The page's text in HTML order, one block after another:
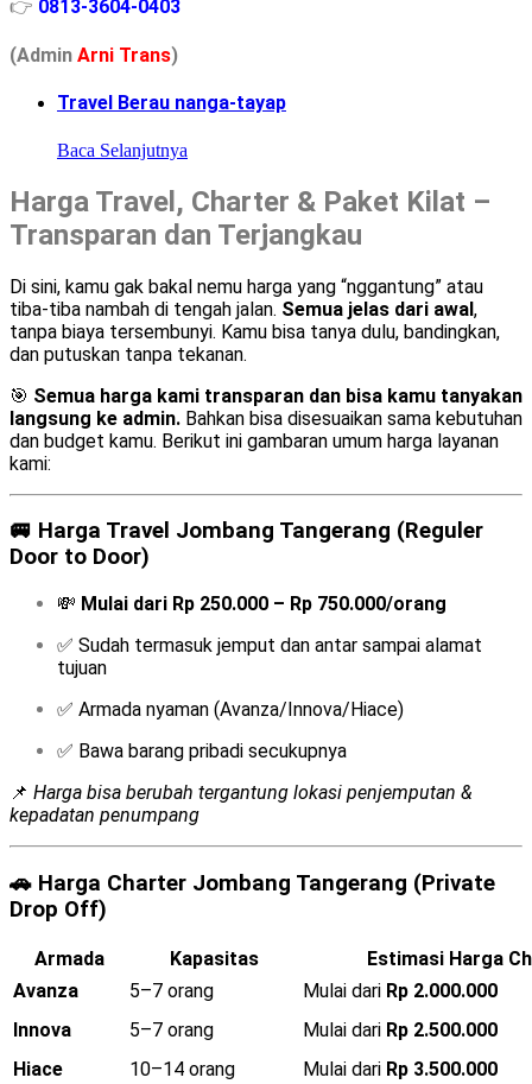
👉 0813-3604-0403
(Admin Arni Trans)
Travel Berau nanga-tayap
Baca Selanjutnya
Harga Travel, Charter & Paket Kilat –
Transparan dan Terjangkau
Di sini, kamu gak bakal nemu harga yang “nggantung” atau
tiba-tiba nambah di tengah jalan. Semua jelas dari awal,
tanpa biaya tersembunyi. Kamu bisa tanya dulu, bandingkan,
dan putuskan tanpa tekanan.
🎯 Semua harga kami transparan dan bisa kamu tanyakan
langsung ke admin. Bahkan bisa disesuaikan sama kebutuhan
dan budget kamu. Berikut ini gambaran umum harga layanan
kami:
🚐 Harga Travel Jombang Tangerang (Reguler
Door to Door)
💸 Mulai dari Rp 250.000 – Rp 750.000/orang
✅ Sudah termasuk jemput dan antar sampai alamat
tujuan
✅ Armada nyaman (Avanza/Innova/Hiace)
✅ Bawa barang pribadi secukupnya
📌 Harga bisa berubah tergantung lokasi penjemputan &
kepadatan penumpang
🚗 Harga Charter Jombang Tangerang (Private
Drop Off)
Armada Kapasitas
Estimasi Harga
Avanza
5–7 orang Mulai dari Rp 2.000.000
Innova
5–7 orang Mulai dari Rp 2.500.000
Hiace
10–14 orang Mulai dari Rp 3.500.000